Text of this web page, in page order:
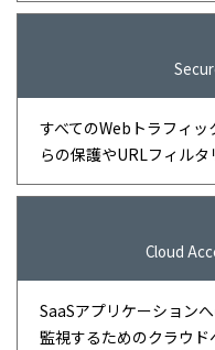
すべてのWebトラフィ
らの保護やURLフィル
Cloud
SaaSアプリケーション
監視するためのクラウド